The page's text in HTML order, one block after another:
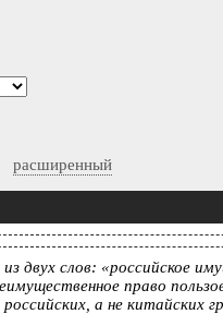
расширенный
двух слов: «российское
право
а не китайских